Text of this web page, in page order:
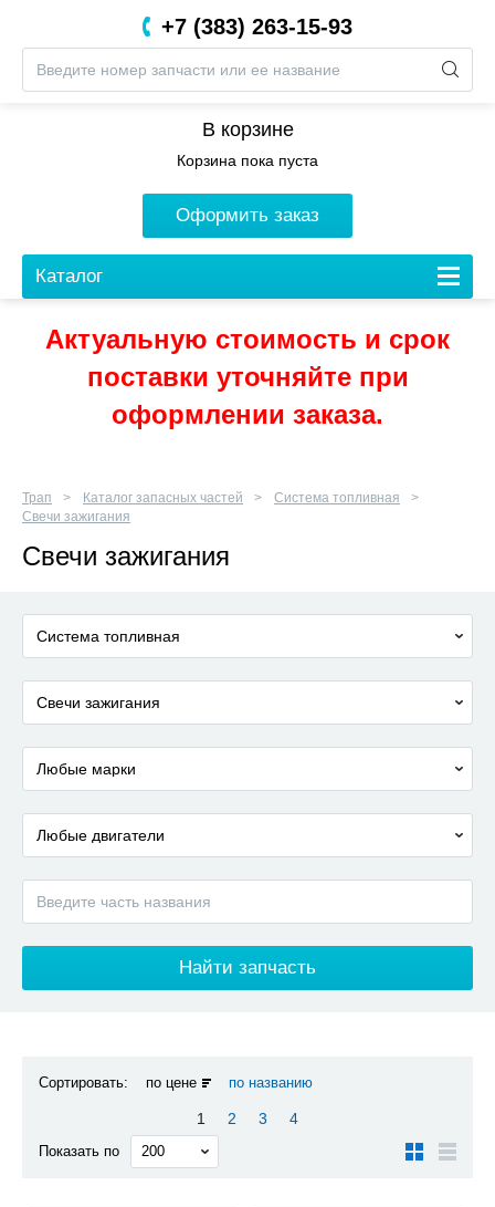
8 (800) 201-05-06
+7 (383) 263-15-93
В корзине
Корзина пока пуста
Оформить заказ
Каталог
Актуальную стоимость и срок
поставки уточняйте при
оформлении заказа.
Трап Каталог запасных частей
Система топливная
Свечи зажигания
Свечи зажигания
Сортировать: по цене по названию
1 2 3 4
Показать по